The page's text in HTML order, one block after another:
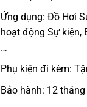
Ứng dụng: Đồ Hơi
hoạt động Sự kiện,
…
Phụ kiện đi kèm:
Bảo hành: 12